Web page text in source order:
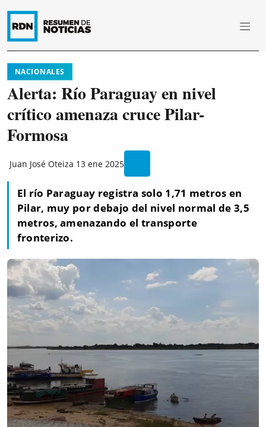
NACIONALES
Alerta: Río Paraguay en nivel
crítico amenaza cruce Pilar-
Formosa
Juan José Oteiza 13 ene 2025
El río Paraguay registra solo 1,71 metros en
Pilar, muy por debajo del nivel normal de 3,5
metros, amenazando el transporte
fronterizo.